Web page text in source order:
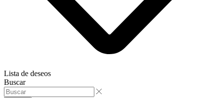
Lista de deseos
Buscar